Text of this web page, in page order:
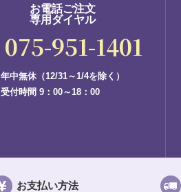
お電話ご注文
専用ダイヤル
075-951-1401
年中無休（12/31～1/4を除く）
受付時間 9：00～18：00
お支払い方法